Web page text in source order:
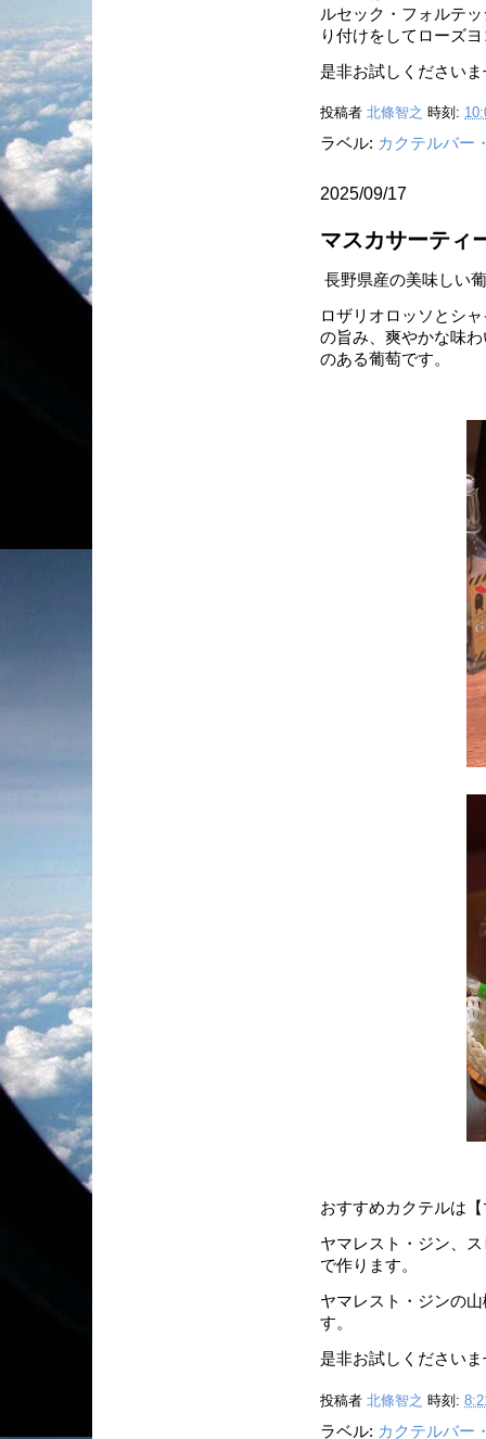
ルセック・フォルテ
り付けをしてローズ
是非お試しくださいま
投稿者 北條智之 時刻:
ラベル: カクテルバー
2025/09/17
マスカサーティ
長野県産の美味しい
ロザリオロッソとシ
の旨み、爽やかな味
のある葡萄です。
おすすめカクテルは
ヤマレスト・ジン、
で作ります。
ヤマレスト・ジンの
す。
是非お試しくださいま
投稿者 北條智之 時刻:
ラベル: カクテルバー